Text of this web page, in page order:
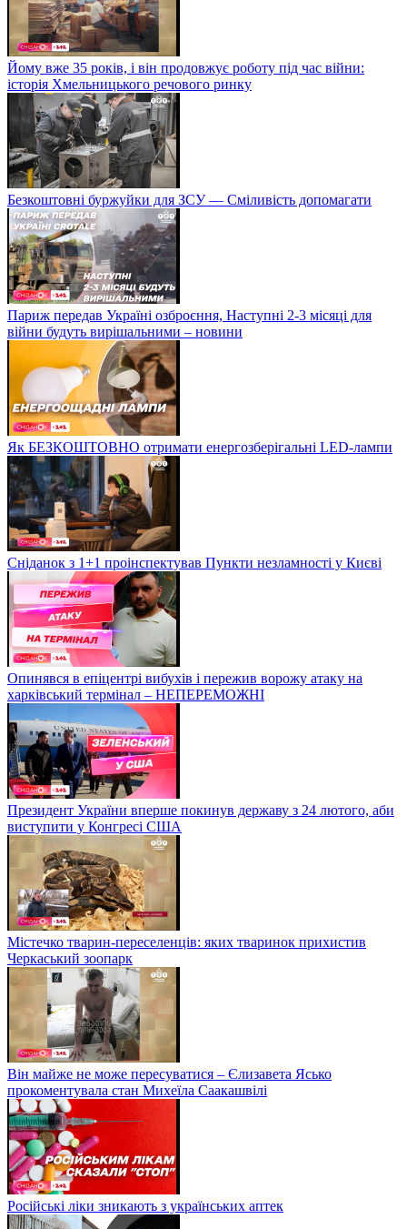
Йому вже 35 років, і він продовжує роботу під час війни:
історія Хмельницького речового ринку
Безкоштовні буржуйки для ЗСУ — Сміливість допомагати
Париж передав Україні озброєння, Наступні 2-3 місяці для
війни будуть вирішальними – новини
Як БЕЗКОШТОВНО отримати енергозберігальні LED-лампи
Сніданок з 1+1 проінспектував Пункти незламності у Києві
Опинявся в епіцентрі вибухів і пережив ворожу атаку на
харківський термінал – НЕПЕРЕМОЖНІ
Президент України вперше покинув державу з 24 лютого, аби
виступити у Конгресі США
Містечко тварин-переселенців: яких тваринок прихистив
Черкаський зоопарк
Він майже не може пересуватися – Єлизавета Ясько
прокоментувала стан Михеїла Саакашвілі
Російські ліки зникають з українських аптек